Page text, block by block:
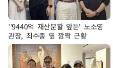
''9440억 재산분할 앞둔' 노소영
관장, 최수종 옆 깜짝 근황